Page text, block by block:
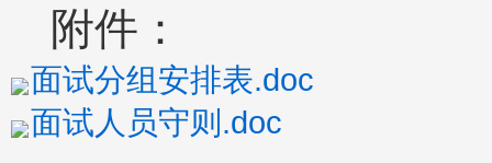
附件：
面试分组安排表.doc
面试人员守则.doc